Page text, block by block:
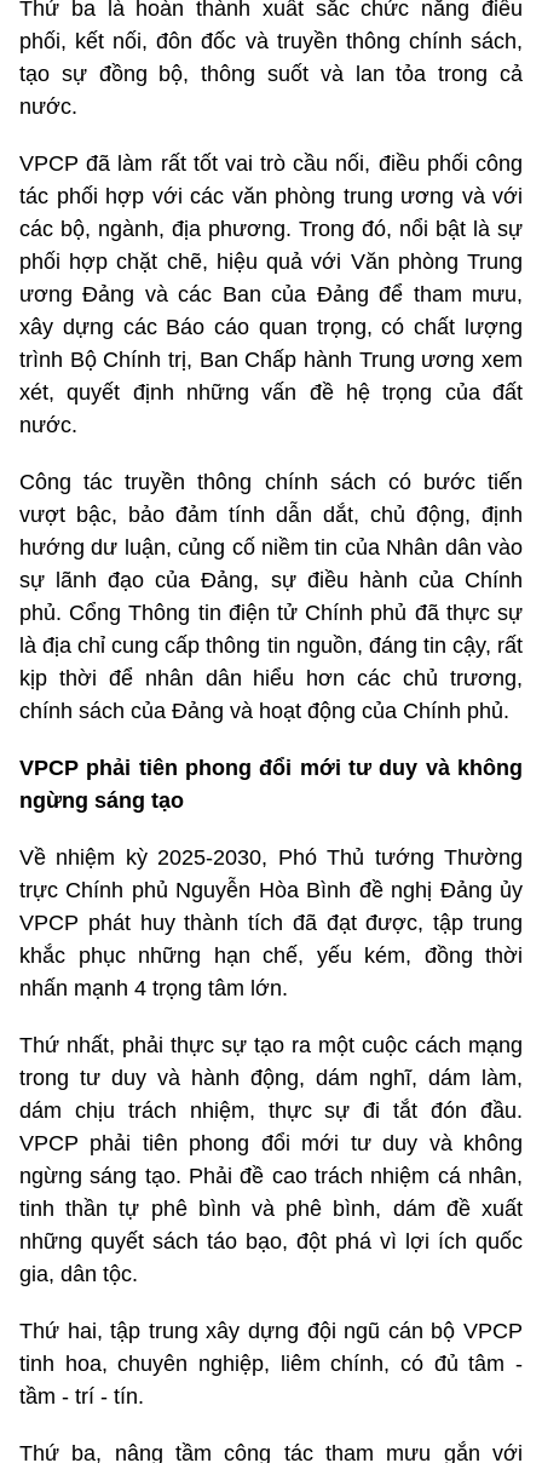
Thứ ba là hoàn thành xuất sắc chức năng điều
phối, kết nối, đôn đốc và truyền thông chính sách,
tạo sự đồng bộ, thông suốt và lan tỏa trong cả
nước.
VPCP đã làm rất tốt vai trò cầu nối, điều phối công
tác phối hợp với các văn phòng trung ương và với
các bộ, ngành, địa phương. Trong đó, nổi bật là sự
phối hợp chặt chẽ, hiệu quả với Văn phòng Trung
ương Đảng và các Ban của Đảng để tham mưu,
xây dựng các Báo cáo quan trọng, có chất lượng
trình Bộ Chính trị, Ban Chấp hành Trung ương xem
xét, quyết định những vấn đề hệ trọng của đất
nước.
Công tác truyền thông chính sách có bước tiến
vượt bậc, bảo đảm tính dẫn dắt, chủ động, định
hướng dư luận, củng cố niềm tin của Nhân dân vào
sự lãnh đạo của Đảng, sự điều hành của Chính
phủ. Cổng Thông tin điện tử Chính phủ đã thực sự
là địa chỉ cung cấp thông tin nguồn, đáng tin cậy, rất
kịp thời để nhân dân hiểu hơn các chủ trương,
chính sách của Đảng và hoạt động của Chính phủ.
VPCP phải tiên phong đổi mới tư duy và không
ngừng sáng tạo
Về nhiệm kỳ 2025-2030, Phó Thủ tướng Thường
trực Chính phủ Nguyễn Hòa Bình đề nghị Đảng ủy
VPCP phát huy thành tích đã đạt được, tập trung
khắc phục những hạn chế, yếu kém, đồng thời
nhấn mạnh 4 trọng tâm lớn.
Thứ nhất, phải thực sự tạo ra một cuộc cách mạng
trong tư duy và hành động, dám nghĩ, dám làm,
dám chịu trách nhiệm, thực sự đi tắt đón đầu.
VPCP phải tiên phong đổi mới tư duy và không
ngừng sáng tạo. Phải đề cao trách nhiệm cá nhân,
tinh thần tự phê bình và phê bình, dám đề xuất
những quyết sách táo bạo, đột phá vì lợi ích quốc
gia, dân tộc.
Thứ hai, tập trung xây dựng đội ngũ cán bộ VPCP
tinh hoa, chuyên nghiệp, liêm chính, có đủ tâm -
tầm - trí - tín.
Thứ ba, nâng tầm công tác tham mưu gắn với